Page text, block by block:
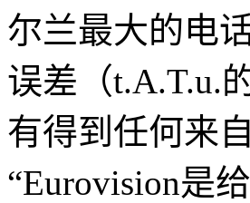
尔兰最大的电
误差（t.A.T.u.
有得到任何来
“Eurovision是